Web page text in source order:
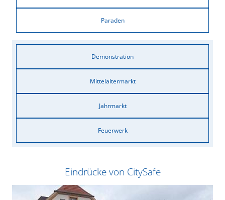
Paraden
Demonstration
Mittelaltermarkt
Jahrmarkt
Feuerwerk
Eindrücke von CitySafe